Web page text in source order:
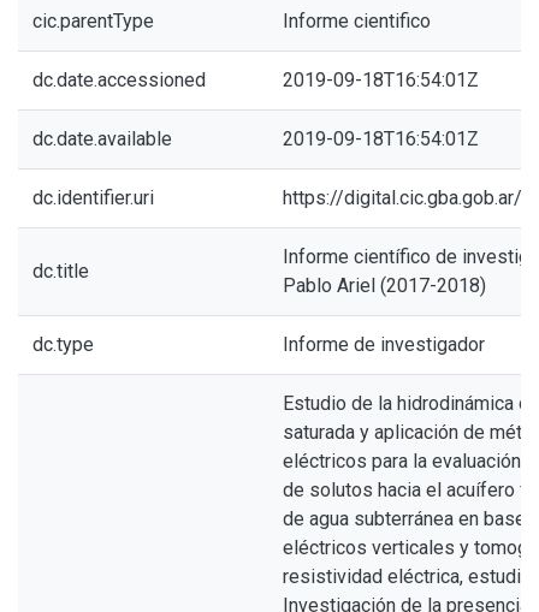
cic.parentType Informe cientifico
dc.date.accessioned 2019-09-18T16:54:01Z
dc.date.available 2019-09-18T16:54:01Z
dc.identifier.uri https://digital.cic.gba.gob.ar/
dc.title
Informe científico de
Pablo Ariel (2017-2018)
dc.type Informe de investigador
Estudio de la hidrodinámica
saturada y aplicación de
eléctricos para la evaluación
de solutos hacia el acuífero
de agua subterránea en base
eléctricos verticales y
resistividad eléctrica,
Investigación de la presencia